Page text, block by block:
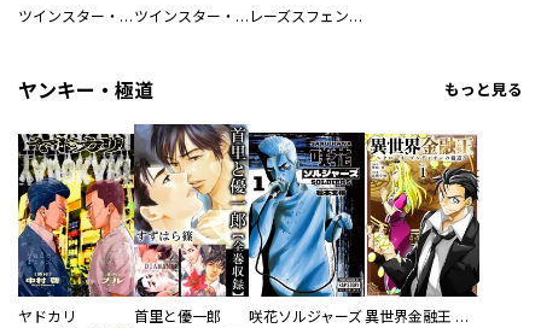
ツインスター・サイクロン・ランナウェイ ツインスター・サイクロン・ランナウェイ 連載版 レーズスフェント興亡記
ヤンキー・極道 もっと見る
ヤドカリ 首里と優一郎 咲花ソルジャーズ 異世界金融王 ～クローネ・ゴルディオンの覇道～